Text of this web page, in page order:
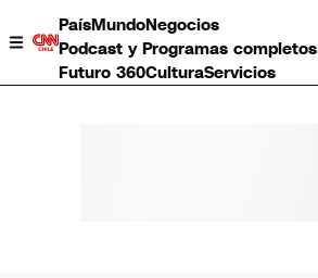
PaísMundoNegocios
Podcast y Programas completos
Futuro 360CulturaServicios